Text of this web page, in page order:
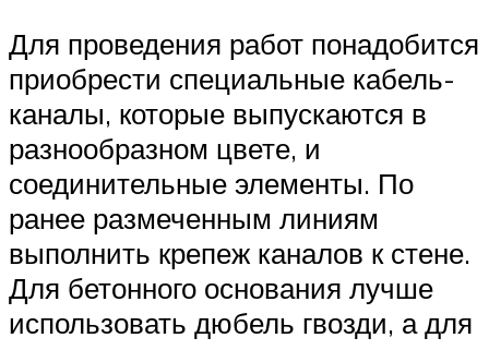
Для проведения работ понадобится
приобрести специальные кабель-
каналы, которые выпускаются в
разнообразном цвете, и
соединительные элементы. По
ранее размеченным линиям
выполнить крепеж каналов к стене.
Для бетонного основания лучше
использовать дюбель гвозди, а для